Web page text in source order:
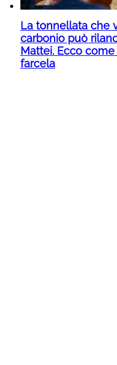
La tonnellata che
carbonio può
Mattei. Ecco come
farcela